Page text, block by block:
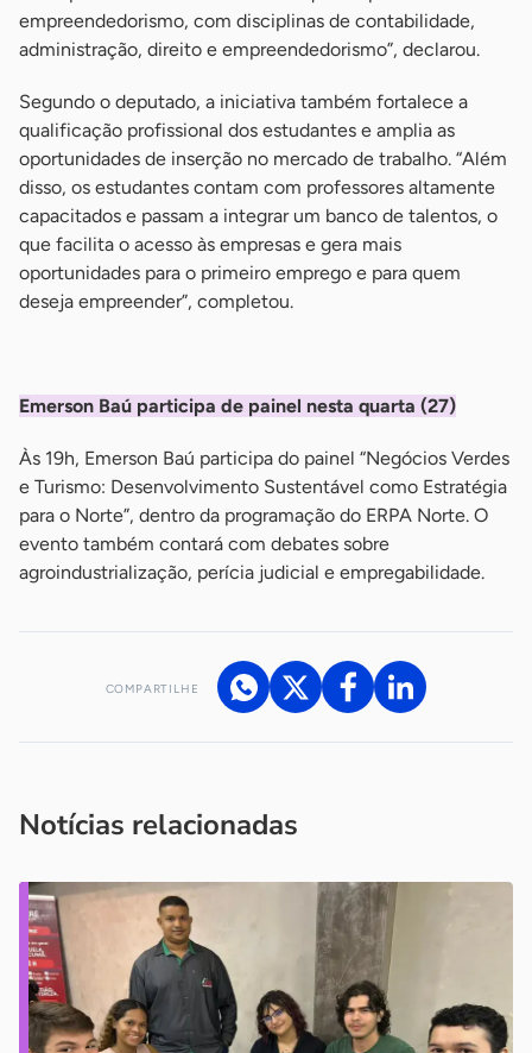
empreendedorismo, com disciplinas de contabilidade,
administração, direito e empreendedorismo”, declarou.
Segundo o deputado, a iniciativa também fortalece a
qualificação profissional dos estudantes e amplia as
oportunidades de inserção no mercado de trabalho. “Além
disso, os estudantes contam com professores altamente
capacitados e passam a integrar um banco de talentos, o
que facilita o acesso às empresas e gera mais
oportunidades para o primeiro emprego e para quem
deseja empreender”, completou.
Emerson Baú participa de painel nesta quarta (27)
Às 19h, Emerson Baú participa do painel “Negócios Verdes
e Turismo: Desenvolvimento Sustentável como Estratégia
para o Norte”, dentro da programação do ERPA Norte. O
evento também contará com debates sobre
agroindustrialização, perícia judicial e empregabilidade.
COMPARTILHE
Notícias relacionadas